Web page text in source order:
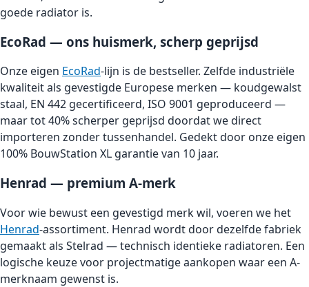
goede radiator is.
EcoRad — ons huismerk, scherp geprijsd
Onze eigen EcoRad-lijn is de bestseller. Zelfde industriële
kwaliteit als gevestigde Europese merken — koudgewalst
staal, EN 442 gecertificeerd, ISO 9001 geproduceerd —
maar tot 40% scherper geprijsd doordat we direct
importeren zonder tussenhandel. Gedekt door onze eigen
100% BouwStation XL garantie van 10 jaar.
Henrad — premium A-merk
Voor wie bewust een gevestigd merk wil, voeren we het
Henrad-assortiment. Henrad wordt door dezelfde fabriek
gemaakt als Stelrad — technisch identieke radiatoren. Een
logische keuze voor projectmatige aankopen waar een A-
merknaam gewenst is.